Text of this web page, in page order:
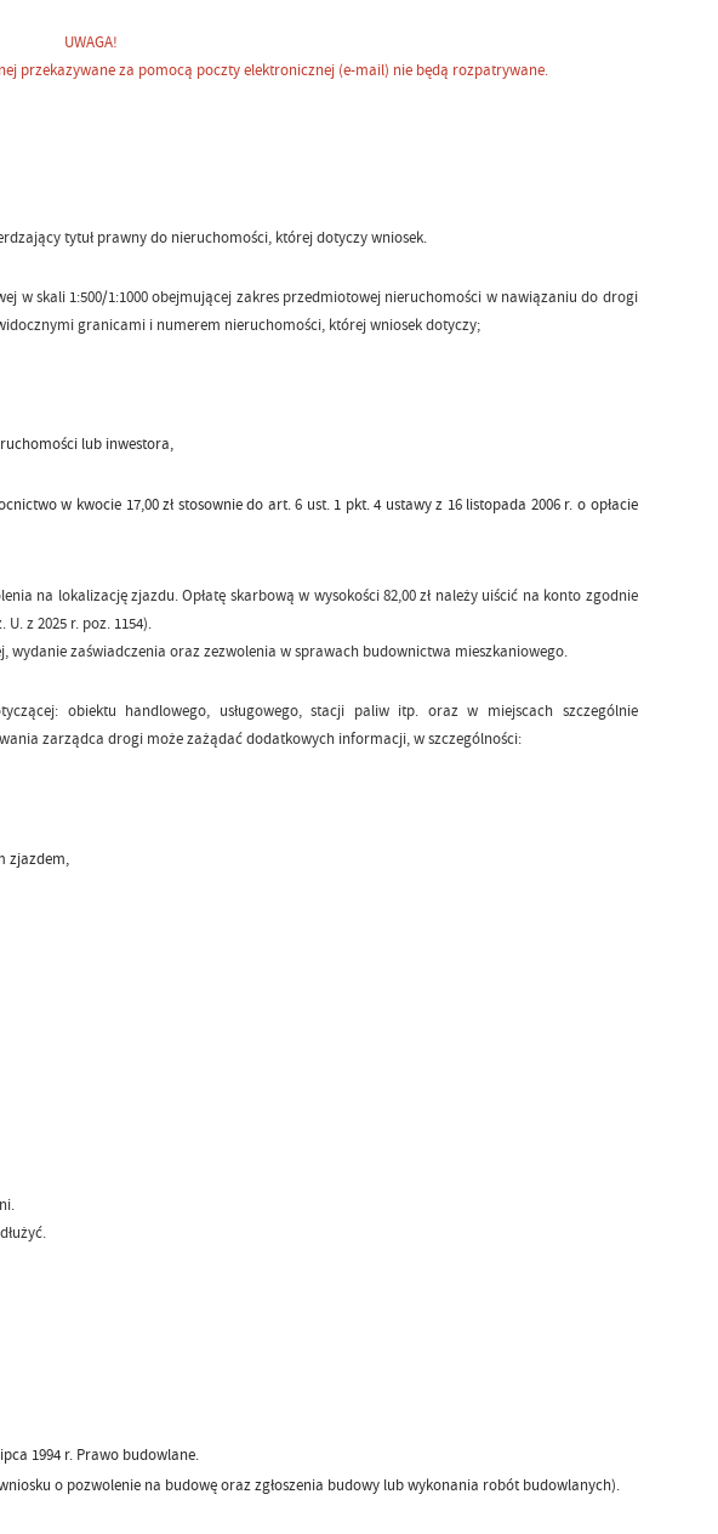
UWAGA!
przekazywane za pomocą poczty elektronicznej (e-mail) nie będą rozpatrywane.
tytuł prawny do nieruchomości, której dotyczy wniosek.
w skali 1:500/1:1000 obejmującej zakres przedmiotowej nieruchomości w nawiązaniu do drogi
granicami i numerem nieruchomości, której wniosek dotyczy;
lub inwestora,
w kwocie 17,00 zł stosownie do art. 6 ust. 1 pkt. 4 ustawy z 16 listopada 2006 r. o opłacie
na lokalizację zjazdu. Opłatę skarbową w wysokości 82,00 zł należy uiścić na konto zgodnie
z 2025 r. poz. 1154).
wydanie zaświadczenia oraz zezwolenia w sprawach budownictwa mieszkaniowego.
obiektu handlowego, usługowego, stacji paliw itp. oraz w miejscach szczególnie
zarządca drogi może zażądać dodatkowych informacji, w szczególności:
zjazdem,
1994 r. Prawo budowlane.
o pozwolenie na budowę oraz zgłoszenia budowy lub wykonania robót budowlanych).